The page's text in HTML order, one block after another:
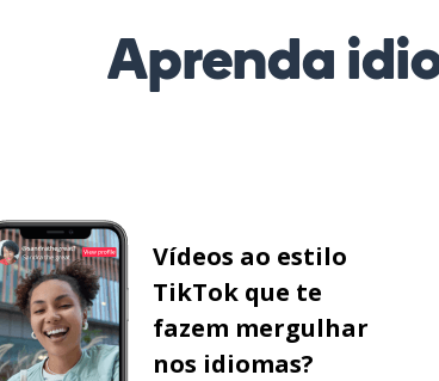
Aprenda
Vídeos ao estilo
TikTok que te
fazem mergulhar
nos idiomas?